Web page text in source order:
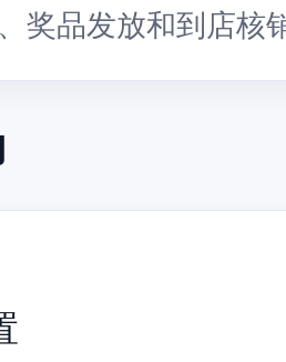
奖品发放和到店核